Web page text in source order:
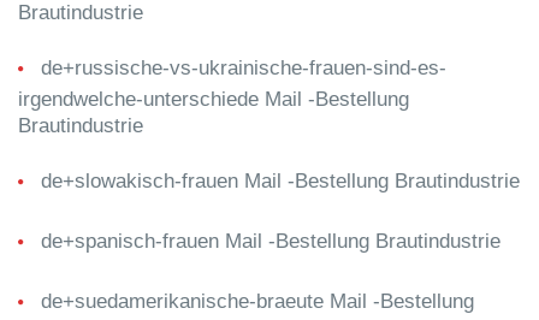
Brautindustrie
de+russische-vs-ukrainische-frauen-sind-es-
irgendwelche-unterschiede Mail -Bestellung
Brautindustrie
de+slowakisch-frauen Mail -Bestellung Brautindustrie
de+spanisch-frauen Mail -Bestellung Brautindustrie
de+suedamerikanische-braeute Mail -Bestellung